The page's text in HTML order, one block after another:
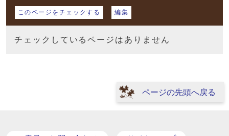
マイページ
このページをチェックする 編集
チェックしているページはありません
ページの先頭へ戻る